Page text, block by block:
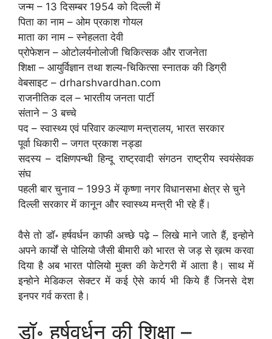
जन्म – 13 दिसम्बर 1954 को दिल्ली में
पिता का नाम – ओम प्रकाश गोयल
माता का नाम – स्नेहलता देवी
प्रोफेशन – ओटोलर्यनोलोजी चिकित्सक और राजनेता
शिक्षा – आयुर्विज्ञान तथा शल्य-चिकित्सा स्नातक की डिग्री
वेबसाइट – drharshvardhan.com
राजनीतिक दल – भारतीय जनता पार्टी
संताने – 3 बच्चे
पद – स्वास्थ्य एवं परिवार कल्याण मन्त्रालय, भारत सरकार
पूर्वा धिकारी – जगत प्रकाश नड्डा
सदस्य – दक्षिणपन्थी हिन्दू राष्ट्रवादी संगठन राष्ट्रीय स्वयंसेवक
संघ
पहली बार चुनाव – 1993 में कृष्णा नगर विधानसभा क्षेत्र से चुने
दिल्ली सरकार में कानून और स्वास्थ्य मन्त्री भी रहे हैं।
वैसे तो डॉ॰ हर्षवर्धन काफी अच्छे पढ़े – लिखे माने जाते हैं, इन्होने
अपने कार्यों से पोलियो जैसी बीमारी को भारत से जड़ से ख़त्म करवा
दिया है अब भारत पोलियो मुक्त की केटेगरी में आता है। साथ में
इन्होने मेडिकल सेक्टर में कई ऐसे कार्य भी किये हैं जिनसे देश
इनपर गर्व करता है।
डॉ॰ हर्षवर्धन की शिक्षा –